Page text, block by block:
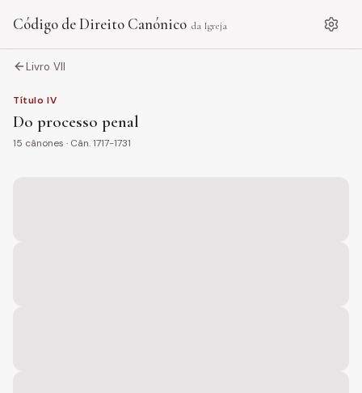
Código de Direito Canónico da Igreja
Livro VII
TítuloIV
Do processo penal
15 cânones · Cân.1717-1731